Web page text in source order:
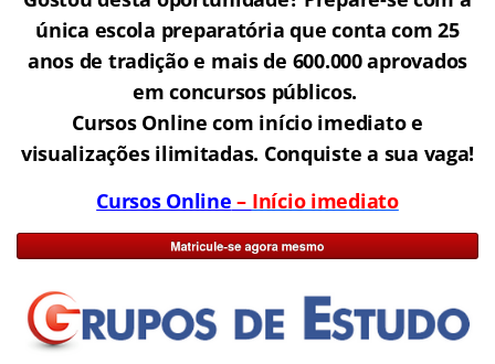
única escola preparatória que conta com 25
anos de tradição e mais de 600.000 aprovados
em concursos públicos.
Cursos Online com início imediato e
visualizações ilimitadas. Conquiste a sua vaga!
Cursos Online – Início imediato